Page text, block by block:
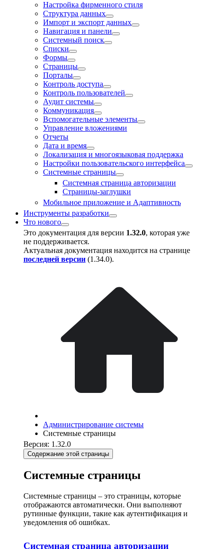
Настройка фирменного стиля
Структура данных
Импорт и экспорт данных
Навигация и панели
Системный поиск
Списки
Формы
Страницы
Порталы
Контроль доступа
Контроль пользователей
Аудит системы
Коммуникация
Вспомогательные элементы
Управление вложениями
Отчеты
Дата и время
Локализация и многоязыковая поддержка
Настройки пользовательского интерфейса
Системные страницы
Системная страница авторизации
Страницы-заглушки
Мобильное приложение и Адаптивность
Инструменты разработки
Что нового
Это документация для версии 1.32.0, которая уже
не поддерживается.
Актуальная документация находится на странице
последней версии (1.34.0).
Администрирование системы
Системные страницы
Версия: 1.32.0
Содержание этой страницы
Системные страницы
Системные страницы – это страницы, которые
отображаются автоматически. Они выполняют
рутинные функции, такие как аутентификация и
уведомления об ошибках.
Системная страница авторизации